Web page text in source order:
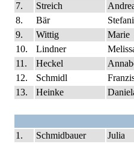
7.
Streich
8.
Bär
9.
Wittig
Marie
10.
Lindner
11.
Heckel
12.
Schmidl
13.
Heinke
1. Schmidbauer Julia